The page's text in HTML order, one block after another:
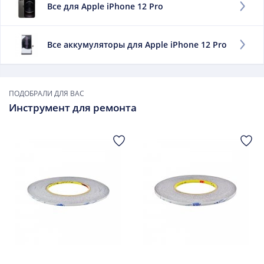
телефон без подзарядки.
он быстро разряжается;
сильно нагревается при зарядке;
В дальнейшем использовать такой элемент не
рекомендуется.
Все для Apple iPhone 12 Pro
Все аккумуляторы для Apple iPhone 12 Pro
ПОДОБРАЛИ ДЛЯ ВАС
Инструмент для ремонта